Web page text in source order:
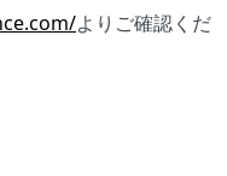
よりご確認くだ